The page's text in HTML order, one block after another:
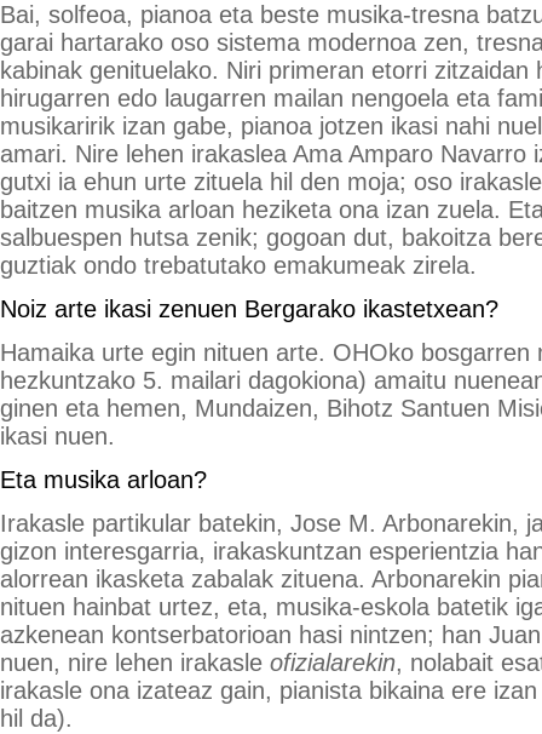
Bai, solfeoa, pianoa eta beste musika-tresna
garai hartarako oso sistema modernoa zen,
kabinak genituelako. Niri primeran etorri zitzaidan
hirugarren edo laugarren mailan nengoela eta
musikaririk izan gabe, pianoa jotzen ikasi nahi
amari. Nire lehen irakaslea Ama Amparo Navarro
gutxi ia ehun urte zituela hil den moja; oso
baitzen musika arloan heziketa ona izan zuela.
salbuespen hutsa zenik; gogoan dut, bakoitza
guztiak ondo trebatutako emakumeak zirela.
Noiz arte ikasi zenuen Bergarako ikastetxean?
Hamaika urte egin nituen arte. OHOko bosgarren
hezkuntzako 5. mailari dagokiona) amaitu
ginen eta hemen, Mundaizen, Bihotz Santuen
ikasi nuen.
Eta musika arloan?
Irakasle partikular batekin, Jose M. Arbonarekin,
gizon interesgarria, irakaskuntzan esperientzia
alorrean ikasketa zabalak zituena. Arbonarekin
nituen hainbat urtez, eta, musika-eskola batetik
azkenean kontserbatorioan hasi nintzen; han
nuen, nire lehen irakasle ofizialarekin, nolabait
irakasle ona izateaz gain, pianista bikaina ere
hil da).